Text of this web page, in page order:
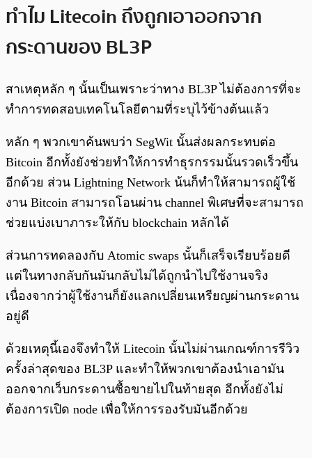
ทำไม Litecoin ถึงถูกเอาออกจาก
กระดานของ BL3P
สาเหตุหลัก ๆ นั้นเป็นเพราะว่าทาง BL3P ไม่ต้องการที่จะ
ทำการทดสอบเทคโนโลยีตามที่ระบุไว้ข้างต้นแล้ว
หลัก ๆ พวกเขาค้นพบว่า SegWit นั้นส่งผลกระทบต่อ
Bitcoin อีกทั้งยังช่วยทำให้การทำธุรกรรมนั้นรวดเร็วขึ้น
อีกด้วย ส่วน Lightning Network น้นก็ทำให้สามารถผู้ใช้
งาน Bitcoin สามารถโอนผ่าน channel พิเศษที่จะสามารถ
ช่วยแบ่งเบาภาระให้กับ blockchain หลักได้
ส่วนการทดลองกับ Atomic swaps นั้นก็เสร็จเรียบร้อยดี
แต่ในทางกลับกันมันกลับไม่ได้ถูกนำไปใช้งานจริง
เนื่องจากว่าผู้ใช้งานก็ยังแลกเปลี่ยนเหรียญผ่านกระดาน
อยู่ดี
ด้วยเหตุนี้เองจึงทำให้ Litecoin นั้นไม่ผ่านเกณฑ์การรีวิว
ครั้งล่าสุดของ BL3P และทำให้พวกเขาต้องนำเอามัน
ออกจากเว็บกระดานซื้อขายไปในท้ายสุด อีกทั้งยังไม่
ต้องการเปิด node เพื่อให้การรองรับมันอีกด้วย